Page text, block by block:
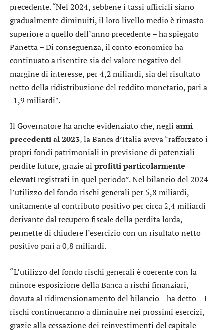
precedente. “Nel 2024, sebbene i tassi ufficiali siano
gradualmente diminuiti, il loro livello medio è rimasto
superiore a quello dell’anno precedente – ha spiegato
Panetta – Di conseguenza, il conto economico ha
continuato a risentire sia del valore negativo del
margine di interesse, per 4,2 miliardi, sia del risultato
netto della ridistribuzione del reddito monetario, pari a
-1,9 miliardi”.
Il Governatore ha anche evidenziato che, negli anni
precedenti al 2023, la Banca d’Italia aveva “rafforzato i
propri fondi patrimoniali in previsione di potenziali
perdite future, grazie ai profitti particolarmente
elevatiregistrati in quel periodo”. Nel bilancio del 2024
l’utilizzo del fondo rischi generali per 5,8 miliardi,
unitamente al contributo positivo per circa 2,4 miliardi
derivante dal recupero fiscale della perdita lorda,
permette di chiudere l’esercizio con un risultato netto
positivo pari a 0,8 miliardi.
“L’utilizzo del fondo rischi generali è coerente con la
minore esposizione della Banca a rischi finanziari,
dovuta al ridimensionamento del bilancio – ha detto – I
rischi continueranno a diminuire nei prossimi esercizi,
grazie alla cessazione dei reinvestimenti del capitale